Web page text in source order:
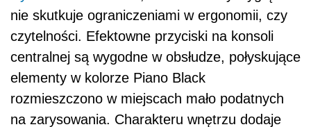
nie skutkuje ograniczeniami w ergonomii, czy
czytelności. Efektowne przyciski na konsoli
centralnej są wygodne w obsłudze, połyskujące
elementy w kolorze Piano Black
rozmieszczono w miejscach mało podatnych
na zarysowania. Charakteru wnętrzu dodaje